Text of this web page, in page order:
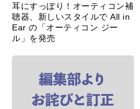
耳にすっぽり！オーティコン補
聴器、新しいスタイルで All in
Ear の「オーティコン ジー
ル」を発売